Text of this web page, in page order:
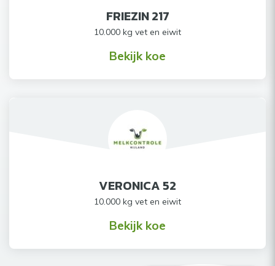
FRIEZIN 217
10.000 kg vet en eiwit
Bekijk koe
VERONICA 52
10.000 kg vet en eiwit
Bekijk koe